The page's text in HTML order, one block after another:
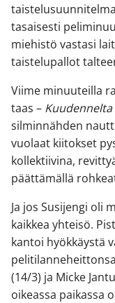
tasaisesti
miehistö vastasi
taistelupallot
Viime minuuteilla
taas –
silminnähden
vuolaat kiitokset
kollektiivina,
päättämällä
Ja jos Susijengi oli
kaikkea yhteisö.
kantoi hyökkäystä
(14/3) ja Micke
oikeassa paikassa